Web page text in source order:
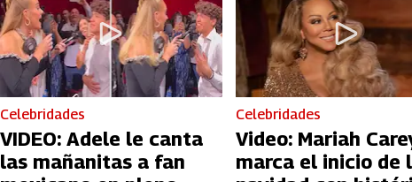
Celebridades
VIDEO: Adele le canta
las mañanitas a fan
Celebridades
Video: Mariah
marca el inicio de